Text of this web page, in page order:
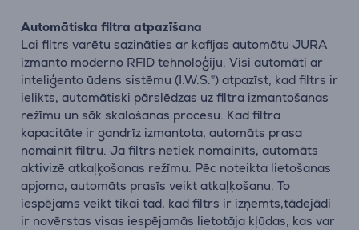
Automātiska filtra atpazīšana
Lai filtrs varētu sazināties ar kafijas automātu JURA
izmanto moderno RFID tehnoloģiju. Visi automāti ar
inteliģento ūdens sistēmu (I.W.S.®) atpazīst, kad filtrs ir
ielikts, automātiski pārslēdzas uz filtra izmantošanas
režīmu un sāk skalošanas procesu. Kad filtra
kapacitāte ir gandrīz izmantota, automāts prasa
nomainīt filtru. Ja filtrs netiek nomainīts, automāts
aktivizē atkaļķošanas režīmu. Pēc noteikta lietošanas
apjoma, automāts prasīs veikt atkaļķošanu. To
iespējams veikt tikai tad, kad filtrs ir izņemts,tādejādi
ir novērstas visas iespējamās lietotāja kļūdas, kas var